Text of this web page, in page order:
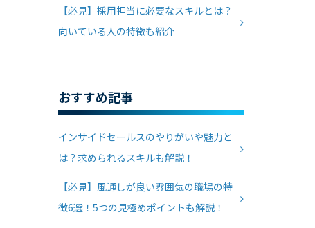
【必見】採用担当に必要なスキルとは？
向いている人の特徴も紹介
おすすめ記事
インサイドセールスのやりがいや魅力と
は？求められるスキルも解説！
【必見】風通しが良い雰囲気の職場の特
徴6選！5つの見極めポイントも解説！